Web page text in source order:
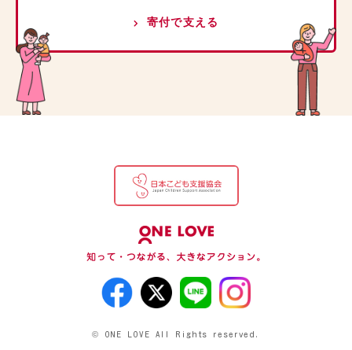
寄付で支える
© ONE LOVE All Rights reserved.